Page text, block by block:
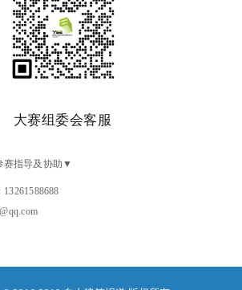
大赛组委会客服
赛指导及协助▼